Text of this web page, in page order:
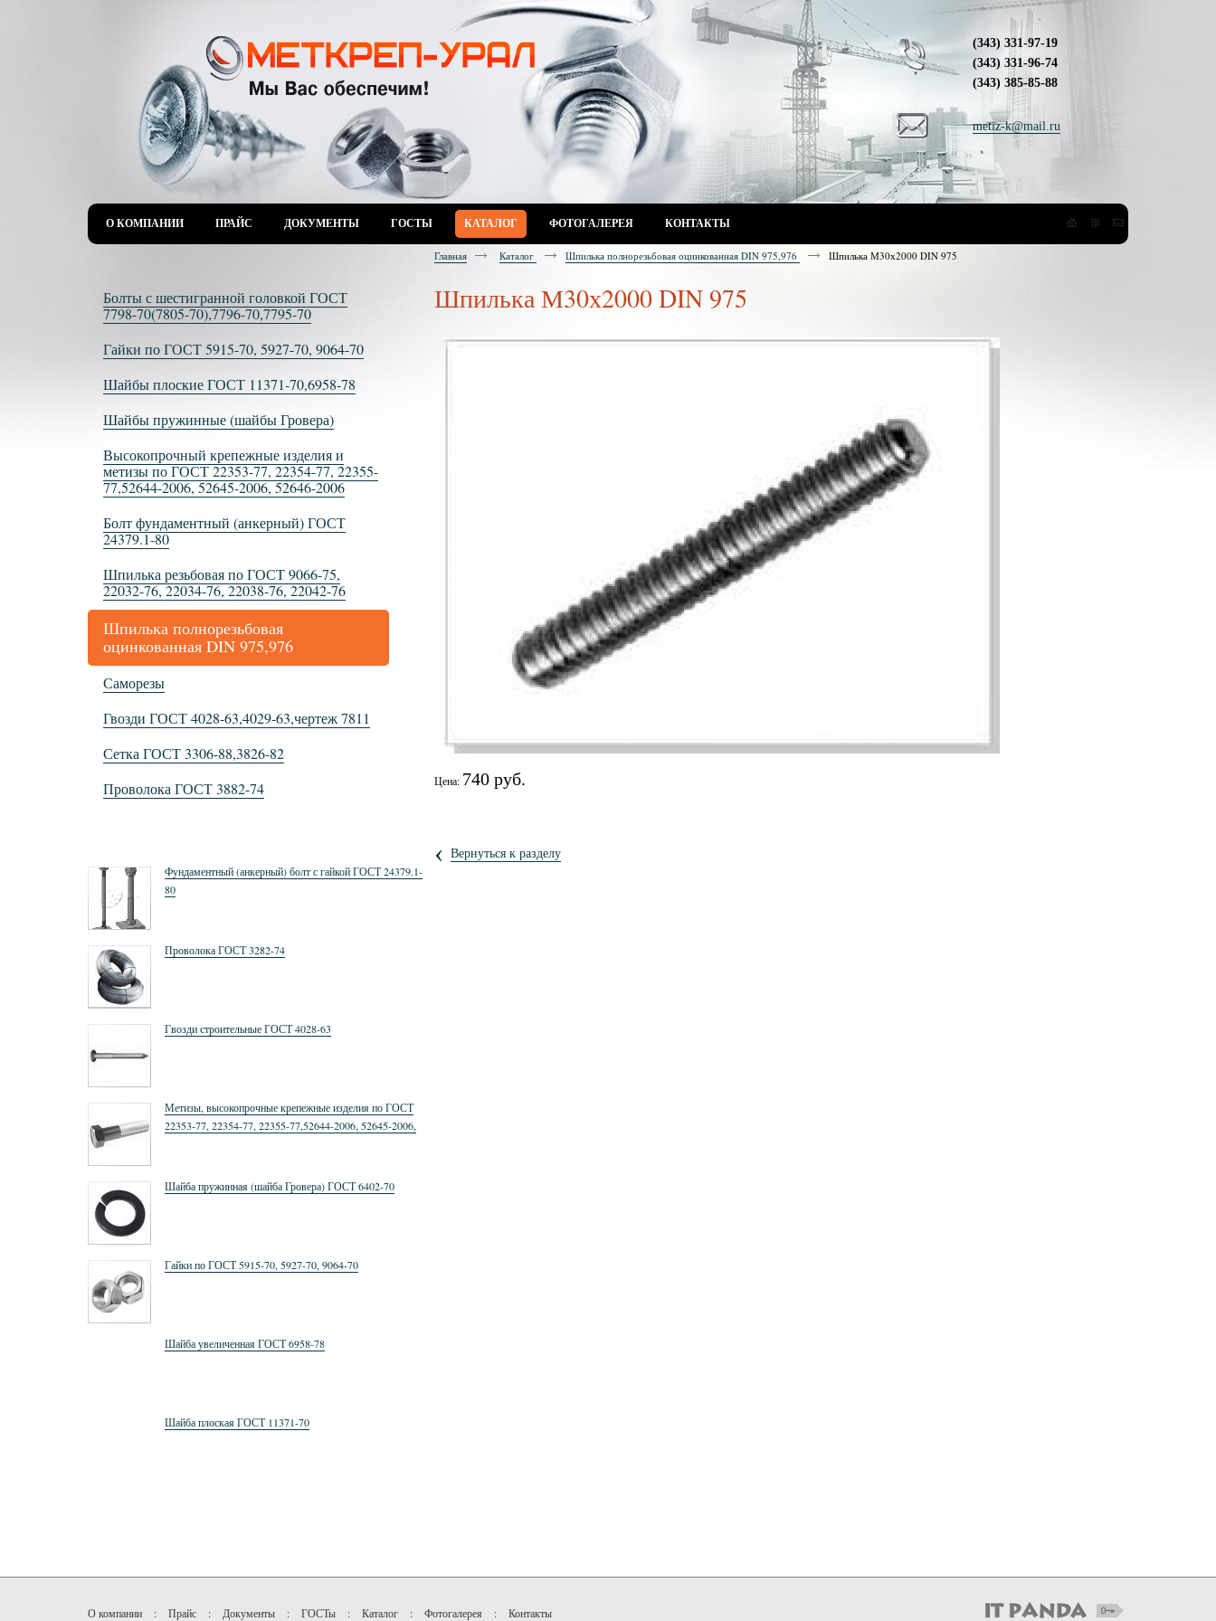
(343) 331-97-19
(343) 331-96-74
(343) 385-85-88
metiz-k@mail.ru
О КОМПАНИИ ПРАЙС ДОКУМЕНТЫ ГОСТЫ КАТАЛОГ ФОТОГАЛЕРЕЯ КОНТАКТЫ
Болты с шестигранной головкой ГОСТ
7798-70(7805-70),7796-70,7795-70
Гайки по ГОСТ 5915-70, 5927-70, 9064-70
Шайбы плоские ГОСТ 11371-70,6958-78
Шайбы пружинные (шайбы Гровера)
Высокопрочный крепежные изделия и
метизы по ГОСТ 22353-77, 22354-77, 22355-
77,52644-2006, 52645-2006, 52646-2006
Болт фундаментный (анкерный) ГОСТ
24379.1-80
Шпилька резьбовая по ГОСТ 9066-75,
22032-76, 22034-76, 22038-76, 22042-76
Шпилька полнорезьбовая
оцинкованная DIN 975,976
Саморезы
Гвозди ГОСТ 4028-63,4029-63,чертеж 7811
Сетка ГОСТ 3306-88,3826-82
Проволока ГОСТ 3882-74
Фундаментный (анкерный) болт с гайкой ГОСТ 24379.1-
80
Проволока ГОСТ 3282-74
Гвозди строительные ГОСТ 4028-63
Метизы, высокопрочные крепежные изделия по ГОСТ
22353-77, 22354-77, 22355-77,52644-2006, 52645-2006,
Шайба пружинная (шайба Гровера) ГОСТ 6402-70
Гайки по ГОСТ 5915-70, 5927-70, 9064-70
Шайба увеличенная ГОСТ 6958-78
Шайба плоская ГОСТ 11371-70
Главная Каталог Шпилька полнорезьбовая оцинкованная DIN 975,976 Шпилька М30х2000 DIN 975
Шпилька М30х2000 DIN 975
Цена: 740 руб.
‹ Вернуться к разделу
О компании : Прайс : Документы : ГОСТы : Каталог : Фотогалерея : Контакты